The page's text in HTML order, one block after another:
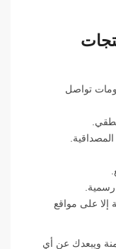
تواصل
إلا على مواقع
ويبعدك عن أي